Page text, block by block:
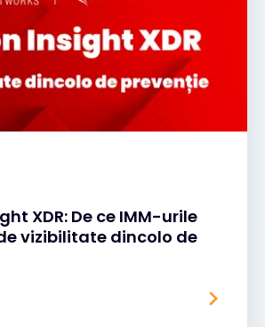
XDR: De ce IMM-urile
vizibilitate dincolo de